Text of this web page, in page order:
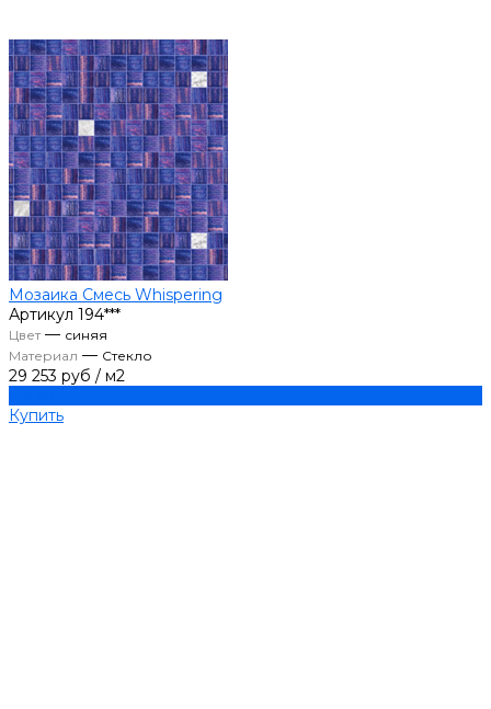
Мозаика Смесь Whispering
Артикул 194***
Цвет— синяя
Материал — Стекло
29 253 руб / м2
Купить